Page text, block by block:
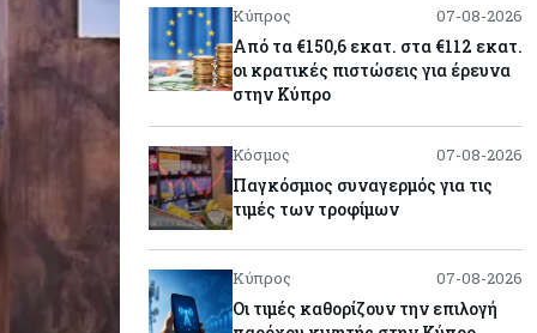
Κύπρος 07-08-2026
Από τα €150,6 εκατ. στα €112 εκατ.
οι κρατικές πιστώσεις για έρευνα
στην Κύπρο
Κόσμος 07-08-2026
Παγκόσμιος συναγερμός για τις
τιμές των τροφίμων
Κύπρος 07-08-2026
Οι τιμές καθορίζουν την επιλογή